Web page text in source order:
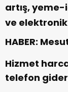
artış,
ve
HABER:
Hizmet
telefon